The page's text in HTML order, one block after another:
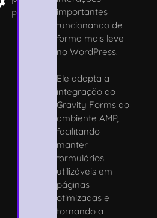
P
importantes
funcionando de
forma mais leve
no WordPress.
Ele adapta a
integração do
Gravity Forms ao
ambiente AMP,
facilitando
manter
formulários
utilizáveis em
páginas
otimizadas e
tornando a